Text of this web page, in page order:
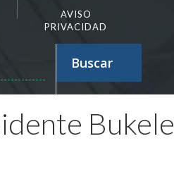
AVISO
PRIVACIDAD
Buscar
Bukele